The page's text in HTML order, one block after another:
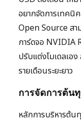
อยากจัดการเทค
Open Source สา
การ์ดจอ NVIDIA
ปรับแต่งโมเดลเอง
รายเดือนระยะยาว
การจัดการต้น
หลักการบริหารต้น